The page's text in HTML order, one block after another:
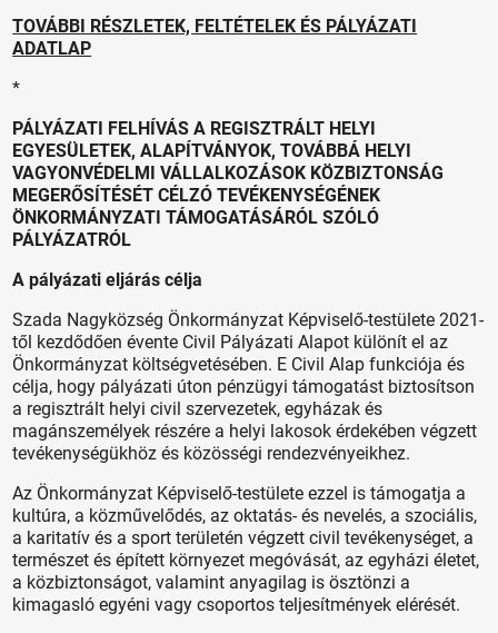
TOVÁBBI RÉSZLETEK, FELTÉTELEK ÉS PÁLYÁZATI
ADATLAP
*
PÁLYÁZATI FELHÍVÁS A REGISZTRÁLT HELYI
EGYESÜLETEK, ALAPÍTVÁNYOK, TOVÁBBÁ HELYI
VAGYONVÉDELMI VÁLLALKOZÁSOK KÖZBIZTONSÁG
MEGERŐSÍTÉSÉT CÉLZÓ TEVÉKENYSÉGÉNEK
ÖNKORMÁNYZATI TÁMOGATÁSÁRÓL SZÓLÓ
PÁLYÁZATRÓL
A pályázati eljárás célja
Szada Nagyközség Önkormányzat Képviselő-testülete 2021-
től kezdődően évente Civil Pályázati Alapot különít el az
Önkormányzat költségvetésében. E Civil Alap funkciója és
célja, hogy pályázati úton pénzügyi támogatást biztosítson
a regisztrált helyi civil szervezetek, egyházak és
magánszemélyek részére a helyi lakosok érdekében végzett
tevékenységükhöz és közösségi rendezvényeikhez.
Az Önkormányzat Képviselő-testülete ezzel is támogatja a
kultúra, a közművelődés, az oktatás- és nevelés, a szociális,
a karitatív és a sport területén végzett civil tevékenységet, a
természet és épített környezet megóvását, az egyházi életet,
a közbiztonságot, valamint anyagilag is ösztönzi a
kimagasló egyéni vagy csoportos teljesítmények elérését.